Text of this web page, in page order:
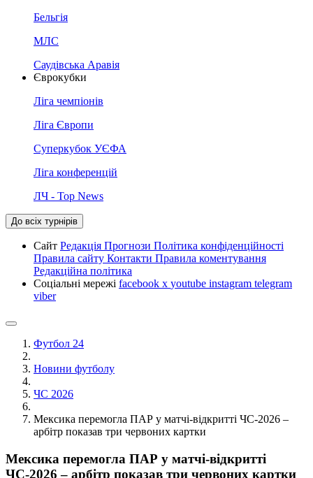
Бельгія
МЛС
Саудівська Аравія
Єврокубки
Ліга чемпіонів
Ліга Європи
Суперкубок УЄФА
Ліга конференцій
ЛЧ - Top News
До всіх турнірів
Сайт Редакція Прогнози Політика конфіденційності
Правила сайту Контакти Правила коментування
Редакційна політика
Соціальні мережі facebook x youtube instagram telegram
viber
Футбол 24
Новини футболу
ЧС 2026
Мексика перемогла ПАР у матчі-відкритті ЧС-2026 –
арбітр показав три червоних картки
Мексика перемогла ПАР у матчі-відкритті
ЧС-2026 – арбітр показав три червоних картки